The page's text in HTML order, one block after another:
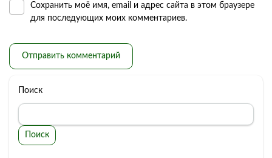
Сохранить моё имя, email и адрес сайта в этом браузере
для последующих моих комментариев.
Поиск
Поиск